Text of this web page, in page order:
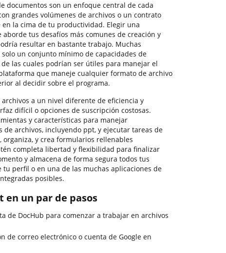
documentos son un enfoque central de cada
grandes volúmenes de archivos o un contrato
la cima de tu productividad. Elegir una
tus desafíos más comunes de creación y
resultar en bastante trabajo. Muchas
un conjunto mínimo de capacidades de
las cuales podrían ser útiles para manejar el
que maneje cualquier formato de archivo
al decidir sobre el programa.
a un nivel diferente de eficiencia y
difícil o opciones de suscripción costosas.
y características para manejar
de archivos, incluyendo ppt, y ejecutar tareas de
y crea formularios rellenables
completa libertad y flexibilidad para finalizar
y almacena de forma segura todos tus
perfil o en una de las muchas aplicaciones de
posibles.
un par de pasos
de DocHub para comenzar a trabajar en archivos
de correo electrónico o cuenta de Google en